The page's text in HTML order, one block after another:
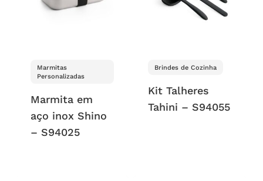
Marmitas
Personalizadas
Marmita em
aço inox Shino
– S94025
Brindes de Cozinha
Kit Talheres
Tahini – S94055